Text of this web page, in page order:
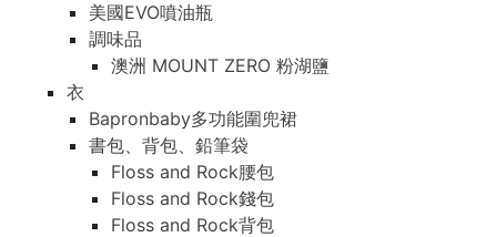
美國EVO噴油瓶
調味品
澳洲 MOUNT ZERO 粉湖鹽
衣
Bapronbaby多功能圍兜裙
書包、背包、鉛筆袋
Floss and Rock腰包
Floss and Rock錢包
Floss and Rock背包